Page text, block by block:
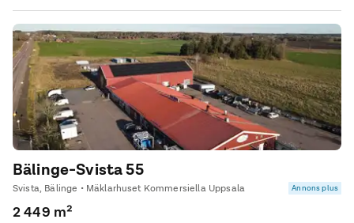
Bälinge-Svista 55
Svista, Bälinge • Mäklarhuset Kommersiella Uppsala Annons plus
2 449 m²